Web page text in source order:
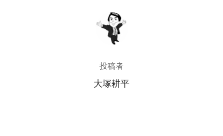
投稿者
投稿者
大塚耕平